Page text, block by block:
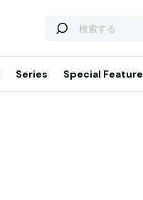
Series Special Feature